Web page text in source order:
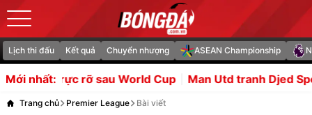
Lịch thi đấu Kết quả Chuyển nhượng ASEAN Championship
Mới nhất:
World Cup Man Utd tranh Djed Spence với giá 35
Trang chủ Premier League Bài viết